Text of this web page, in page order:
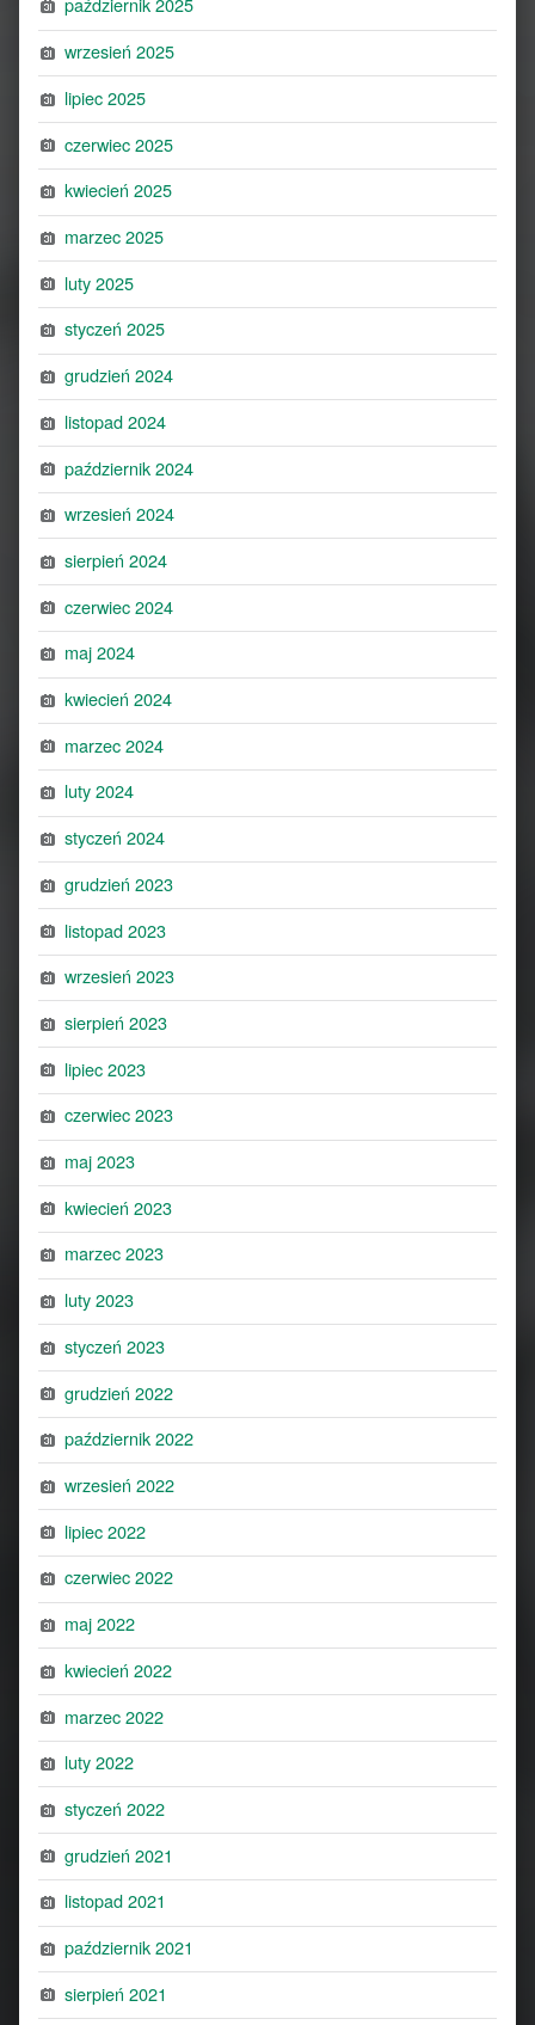
wrzesień 2025
lipiec 2025
czerwiec 2025
kwiecień 2025
marzec 2025
luty 2025
styczeń 2025
grudzień 2024
listopad 2024
październik 2024
wrzesień 2024
sierpień 2024
czerwiec 2024
maj 2024
kwiecień 2024
marzec 2024
luty 2024
styczeń 2024
grudzień 2023
listopad 2023
wrzesień 2023
sierpień 2023
lipiec 2023
czerwiec 2023
maj 2023
kwiecień 2023
marzec 2023
luty 2023
styczeń 2023
grudzień 2022
październik 2022
wrzesień 2022
lipiec 2022
czerwiec 2022
maj 2022
kwiecień 2022
marzec 2022
luty 2022
styczeń 2022
grudzień 2021
listopad 2021
październik 2021
sierpień 2021